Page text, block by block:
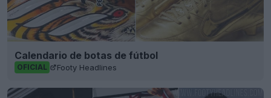
Calendario de botas de fútbol
OFICIAL Footy Headlines